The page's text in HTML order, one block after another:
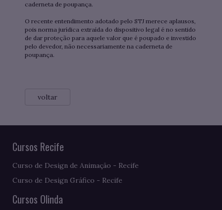
caderneta de poupança.
O recente entendimento adotado pelo STJ merece aplausos,
pois norma jurídica extraída do dispositivo legal é no sentido
de dar proteção para aquele valor que é poupado e investido
pelo devedor, não necessariamente na caderneta de
poupança.
voltar
Cursos Recife
Curso de Design de Animação - Recife
Curso de Design Gráfico - Recife
Cursos Olinda